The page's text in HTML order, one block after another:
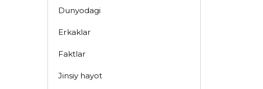
Dunyodagi
Erkaklar
Faktlar
Jinsiy hayot